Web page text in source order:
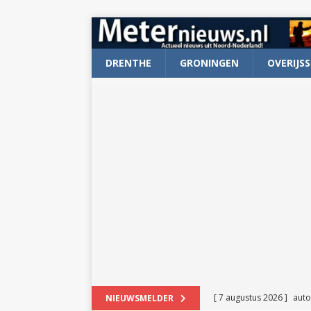
DRENTHE GRONINGEN
NIEUWSMELDER [ 7 augustus 2026 ]